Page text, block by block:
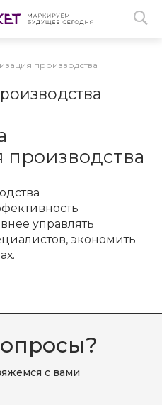
производства
управлять
экономить
с вами